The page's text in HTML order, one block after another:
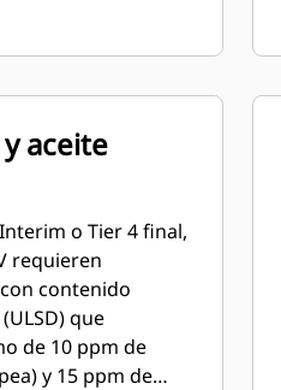
aceite
o Tier 4 final,
requieren
contenido
que
de 10 ppm de
y 15 ppm de